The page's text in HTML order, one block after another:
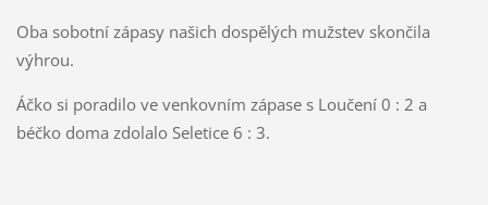
Oba sobotní zápasy našich dospělých mužstev skončila
výhrou.
Áčko si poradilo ve venkovním zápase s Loučení 0 : 2 a
béčko doma zdolalo Seletice 6 : 3.